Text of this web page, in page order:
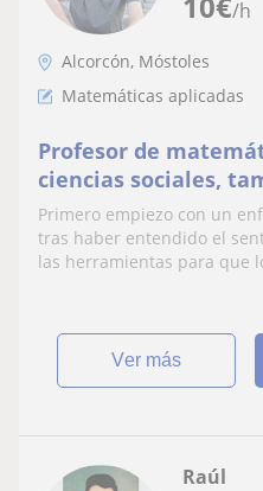
/h
Alcorcón, Móstoles
Matemáticas aplicadas
Profesor de
ciencias sociales,
matemáticos para
Primero empiezo con un
tras haber entendido el
las herramientas para que
ver más
Raúl